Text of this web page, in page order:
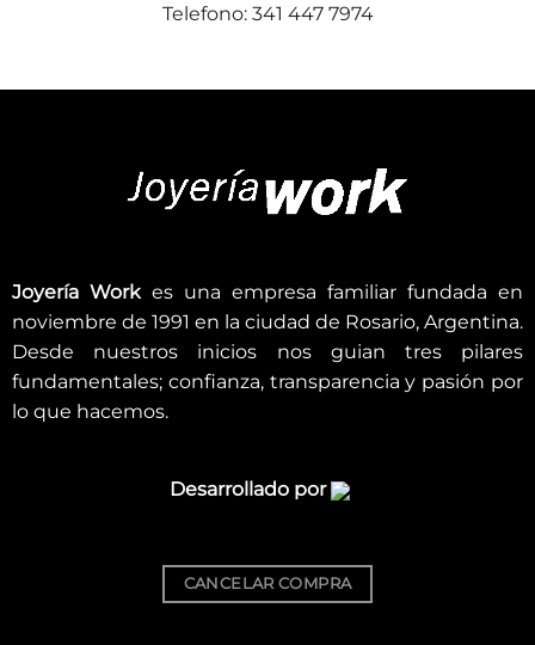
Telefono: 341 447 7974
Joyería Workes una empresa familiar fundada en
noviembre de 1991 en la ciudad de Rosario, Argentina.
Desde nuestros inicios nos guian tres pilares
fundamentales; confianza, transparencia y pasión por
lo que hacemos.
Desarrollado por
CANCELAR COMPRA